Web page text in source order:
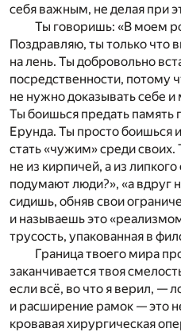
себя важным, не делая при
Ты говоришь: «В моем
Поздравляю, ты только что
на лень. Ты добровольно
посредственности, потому
не нужно доказывать себе и
Ты боишься предать память
Ерунда. Ты просто боишься
стать «чужим» среди своих.
не из кирпичей, а из
подумают люди?», «а вдруг
сидишь, обняв свои
и называешь это
трусость, упакованная в
Граница твоего мира
заканчивается твоя
если всё, во что я верил, —
и расширение рамок — это
кровавая хирургическая